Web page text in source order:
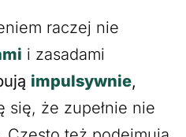
raczej nie
i zasadami
impulsywnie,
się, że zupełnie nie